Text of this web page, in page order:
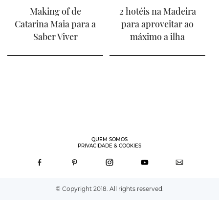
Making of de
Catarina Maia para a
Saber Viver
2 hotéis na Madeira
para aproveitar ao
máximo a ilha
QUEM SOMOS
PRIVACIDADE & COOKIES
© Copyright 2018. All rights reserved.